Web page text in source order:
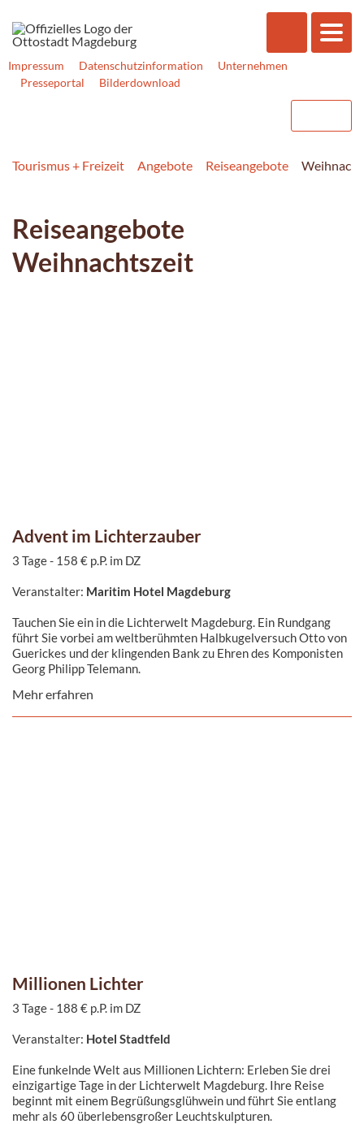
Impressum Datenschutzinformation
Unternehmen
Presseportal
Bilderdownload
Tourismus + Freizeit Angebote Reiseangebote
Reiseangebote
Weihnachtszeit
Advent im Lichterzauber
3 Tage - 158 € p.P. im DZ
Veranstalter: Maritim Hotel Magdeburg
Tauchen Sie ein in die Lichterwelt Magdeburg. Ein Rundgang
führt Sie vorbei am weltberühmten Halbkugelversuch Otto von
Guerickes und der klingenden Bank zu Ehren des Komponisten
Georg Philipp Telemann.
Mehr erfahren
Millionen Lichter
3 Tage - 188 € p.P. im DZ
Veranstalter: Hotel Stadtfeld
Eine funkelnde Welt aus Millionen Lichtern: Erleben Sie drei
einzigartige Tage in der Lichterwelt Magdeburg. Ihre Reise
beginnt mit einem Begrüßungsglühwein und führt Sie entlang
mehr als 60 überlebensgroßer Leuchtskulpturen.